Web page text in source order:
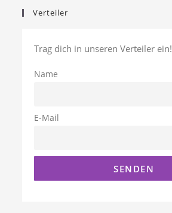
Verteiler
Trag dich in unseren Verteiler ein!
Name
E-Mail